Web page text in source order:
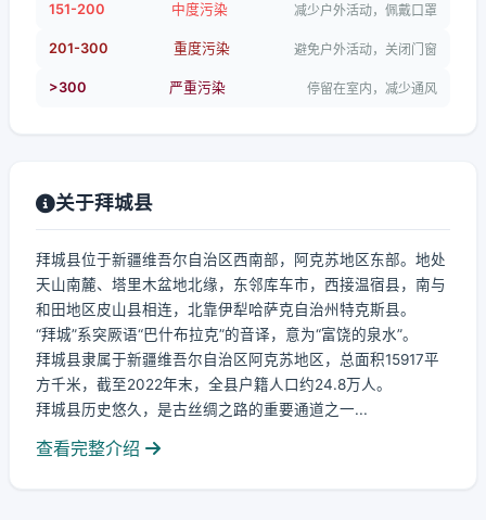
151-200 中度污染 减少户外活动，佩戴口罩
201-300 重度污染 避免户外活动，关闭门窗
>300 严重污染 停留在室内，减少通风
关于拜城县
拜城县位于新疆维吾尔自治区西南部，阿克苏地区东部。地处
天山南麓、塔里木盆地北缘，东邻库车市，西接温宿县，南与
和田地区皮山县相连，北靠伊犁哈萨克自治州特克斯县。
“拜城”系突厥语“巴什布拉克”的音译，意为“富饶的泉水”。
拜城县隶属于新疆维吾尔自治区阿克苏地区，总面积15917平
方千米，截至2022年末，全县户籍人口约24.8万人。
拜城县历史悠久，是古丝绸之路的重要通道之一...
查看完整介绍